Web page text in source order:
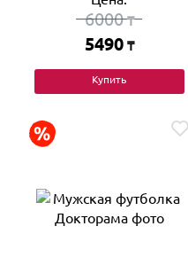
6000₸
5490 ₸
Купить